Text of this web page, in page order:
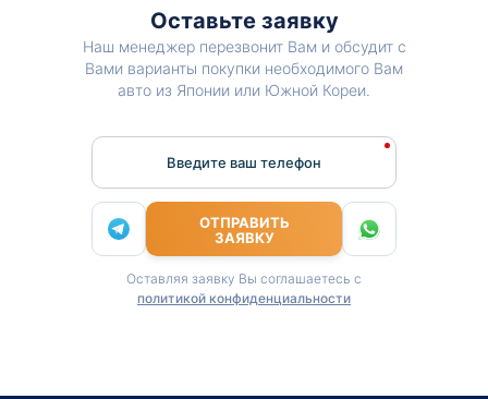
Оставьте заявку
Наш менеджер перезвонит Вам и обсудит с
Вами варианты покупки необходимого Вам
авто из Японии или Южной Кореи.
Введите ваш телефон
ОТПРАВИТЬ
ЗАЯВКУ
Оставляя заявку Вы соглашаетесь с
политикой конфиденциальности